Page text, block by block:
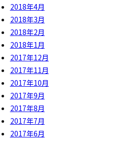
2018年4月
2018年3月
2018年2月
2018年1月
2017年12月
2017年11月
2017年10月
2017年9月
2017年8月
2017年7月
2017年6月